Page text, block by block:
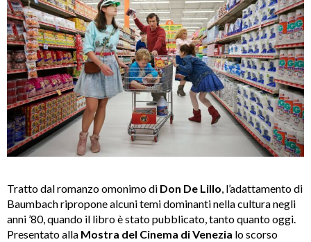
Tratto dal romanzo omonimo di Don De Lillo, l’adattamento di
Baumbach ripropone alcuni temi dominanti nella cultura negli
anni ’80, quando il libro è stato pubblicato, tanto quanto oggi.
Presentato alla Mostra del Cinema di Venezia lo scorso